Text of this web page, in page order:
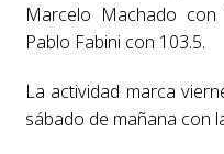
Marcelo Machado
Pablo Fabini con 103.5.
La actividad marca
sábado de mañana con